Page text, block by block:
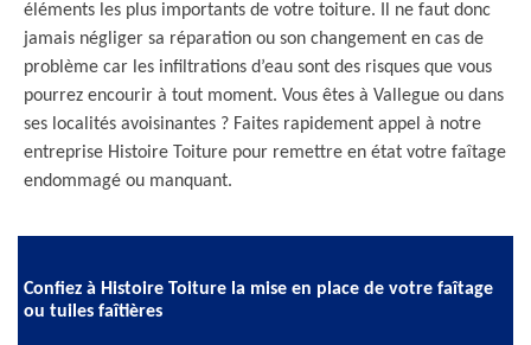
éléments les plus importants de votre toiture. Il ne faut donc
jamais négliger sa réparation ou son changement en cas de
problème car les infiltrations d’eau sont des risques que vous
pourrez encourir à tout moment. Vous êtes à Vallegue ou dans
ses localités avoisinantes ? Faites rapidement appel à notre
entreprise Histoire Toiture pour remettre en état votre faîtage
endommagé ou manquant.
Confiez à Histoire Toiture la mise en place de votre faîtage
ou tuiles faîtières